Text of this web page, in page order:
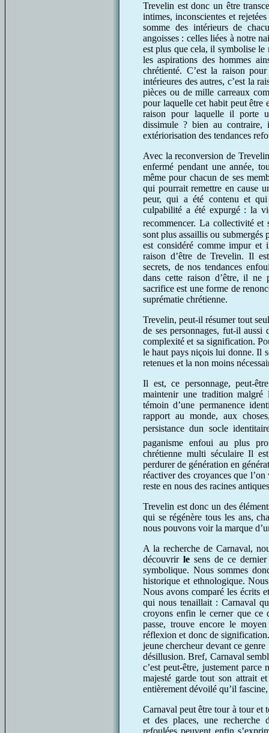
Trevelin est donc un être
intimes, inconscientes et
somme des intérieurs de
angoisses : celles liées à notre
est plus que cela, il symbolise le
les aspirations des hommes
chrétienté. C’est la raison
intérieures des autres, c’est la
pièces ou de mille carreaux
pour laquelle cet habit peut être
raison pour laquelle il porte
dissimule ? bien au contraire,
extériorisation des tendances
Avec la reconversion de
enfermé pendant une année,
même pour chacun de ses
qui pourrait remettre en cause
peur, qui a été contenu et
culpabilité a été expurgé : la
recommencer. La collectivité et
sont plus assaillis ou submergés
est considéré comme impur et
raison d’être de Trevelin. Il
secrets, de nos tendances
dans cette raison d’être, il ne
sacrifice est une forme de
suprématie chrétienne.
Trevelin, peut-il résumer tout
de ses personnages, fut-il
complexité et sa signification.
le haut pays niçois lui donne. Il
retenues et la non moins
Il est, ce personnage, peut-
maintenir une tradition malgré
témoin d’une permanence
rapport au monde, aux
persistance dun socle
paganisme enfoui au plus
chrétienne multi séculaire Il
perdurer de génération en
réactiver des croyances que
reste en nous des racines
Trevelin est donc un des
qui se régénère tous les ans,
nous pouvons voir la marque
A la recherche de Carnaval,
découvrirle sens de ce
symbolique. Nous sommes
historique et ethnologique.
Nous avons comparé les écrits
qui nous tenaillait : Carnaval
croyons enfin le cerner que ce
passe, trouve encore le
réflexion et donc de
jeune chercheur devant ce
désillusion. Bref, Carnaval
c’est peut-être, justement
majesté garde tout son attrait
entièrement dévoilé qu’il
Carnaval peut être tour à tour et
et des places, une recherche
refoulées peuvent enfin